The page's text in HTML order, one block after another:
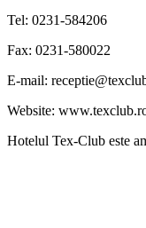
Tel: 0231-584206
Fax: 0231-580022
E-mail:
Website:
Hotelul Tex-Club este